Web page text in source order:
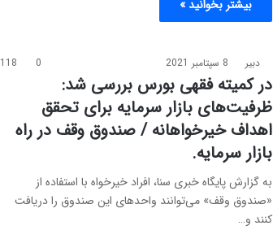
بیشتر بخوانید »
دبیر 8 سپتامبر 2021 0
118
در کمیته فقهی بورس بررسی شد:
ظرفیت‌های بازار سرمایه برای تحقق
اهداف خیرخواهانه / صندوق وقف در راه
بازار سرمایه.
به گزارش پایگاه خبری سنا، افراد خیرخواه با استفاده از
«صندوق وقف» می‌توانند واحدهای این صندوق را دریافت
کنند و…